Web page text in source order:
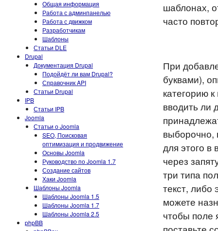
Общая информация
Работа с админпанелью
Работа с движком
Разработчикам
Шаблоны
Статьи DLE
Drupal
Документация Drupal
Подойдёт ли вам Drupal?
Справочник API
Статьи Drupal
IPB
Статьи IPB
Joomla
Статьи о Joomla
SEO, Поисковая
оптимизация и продвижение
Основы Joomla
Руководство по Joomla 1.7
Создание сайтов
Хаки Joomla
Шаблоны Joomla
Шаблоны Joomla 1.5
Шаблоны Joomla 1.7
Шаблоны Joomla 2.5
phpBB
шаблонах,
часто
При
буквами),
категорию
вводить ли
выборочно,
для этого
через
три типа
текст,
можете
чтобы поле